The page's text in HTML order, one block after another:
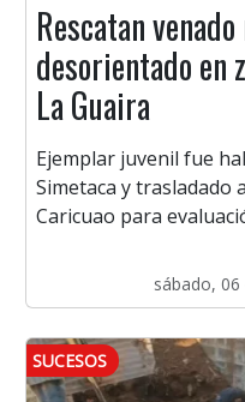
Rescatan
desorientado en
La Guaira
Ejemplar juvenil fue
Simetaca y trasladado
Caricuao para
sábado,
SUCESOS